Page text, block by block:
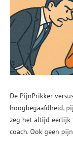
De PijnPrikker
hoogbegaafdheid,
zeg het altijd eerlijk
coach. Ook geen